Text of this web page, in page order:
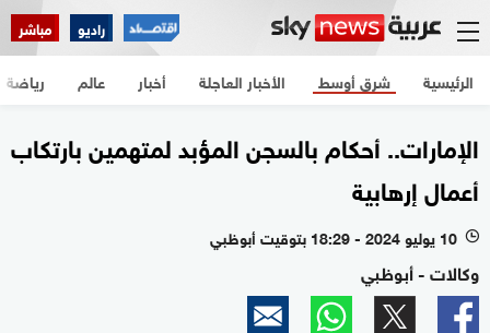
راديو مباشر
الرئيسية الأخبار العاجلة أخبار شرق أوسط عالم رياضة
الإمارات.. أحكام بالسجن المؤبد لمتهمين بارتكاب
أعمال إرهابية
l 10 يوليو 2024 - 18:29 بتوقيت أبوظبي
وكالات - أبوظبي